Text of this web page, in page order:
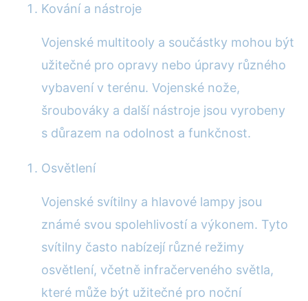
Kování a nástroje
Vojenské multitooly a součástky mohou být
užitečné pro opravy nebo úpravy různého
vybavení v terénu. Vojenské nože,
šroubováky a další nástroje jsou vyrobeny
s důrazem na odolnost a funkčnost.
Osvětlení
Vojenské svítilny a hlavové lampy jsou
známé svou spolehlivostí a výkonem. Tyto
svítilny často nabízejí různé režimy
osvětlení, včetně infračerveného světla,
které může být užitečné pro noční